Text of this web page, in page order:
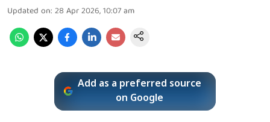
Updated on: 28 Apr 2026, 10:07 am
Add as a preferred source
on Google